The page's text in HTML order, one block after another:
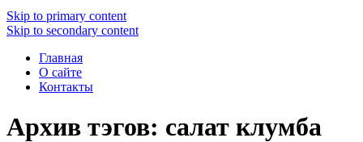
Skip to primary content
Skip to secondary content
Главная
О сайте
Контакты
Архив тэгов: салат клумба